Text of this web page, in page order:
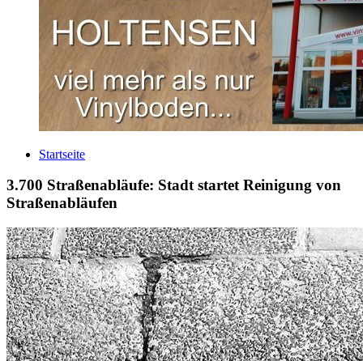
Startseite
3.700 Straßenabläufe: Stadt startet Reinigung von
Straßenabläufen